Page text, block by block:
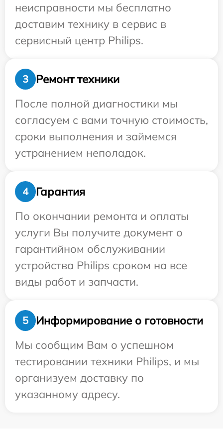
неисправности мы бесплатно
доставим технику в сервис в
сервисный центр Philips.
3
Ремонт техники
После полной диагностики мы
согласуем с вами точную стоимость,
сроки выполнения и займемся
устранением неполадок.
4
Гарантия
По окончании ремонта и оплаты
услуги Вы получите документ о
гарантийном обслуживании
устройства Philips сроком на все
виды работ и запчасти.
5
Информирование о готовности
Мы сообщим Вам о успешном
тестировании техники Philips, и мы
организуем доставку по
указанному адресу.